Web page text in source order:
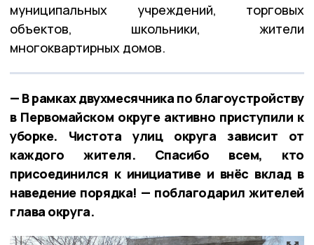
муниципальных учреждений, торговых
объектов, школьники, жители
многоквартирных домов.
— В рамках двухмесячника по благоустройству
в Первомайском округе активно приступили к
уборке. Чистота улиц округа зависит от
каждого жителя. Спасибо всем, кто
присоединился к инициативе и внёс вклад в
наведение порядка! — поблагодарил жителей
глава округа.